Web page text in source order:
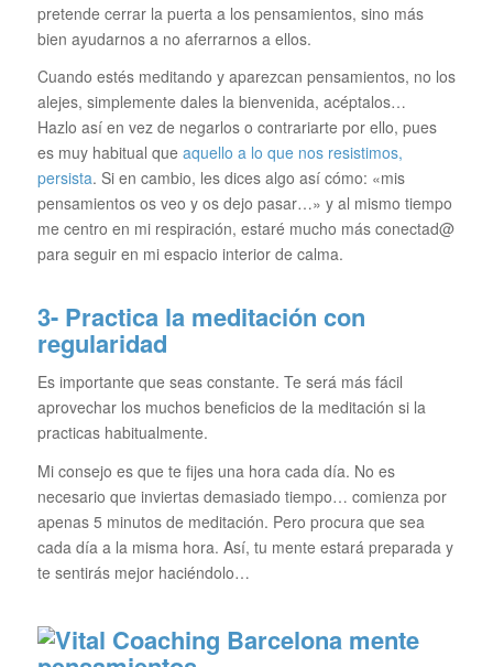
pretende cerrar la puerta a los pensamientos, sino más
bien ayudarnos a no aferrarnos a ellos.
Cuando estés meditando y aparezcan pensamientos, no los
alejes, simplemente dales la bienvenida, acéptalos…
Hazlo así en vez de negarlos o contrariarte por ello, pues
es muy habitual que aquello a lo que nos resistimos,
persista. Si en cambio, les dices algo así cómo: «mis
pensamientos os veo y os dejo pasar…» y al mismo tiempo
me centro en mi respiración, estaré mucho más conectad@
para seguir en mi espacio interior de calma.
3- Practica la meditación con
regularidad
Es importante que seas constante. Te será más fácil
aprovechar los muchos beneficios de la meditación si la
practicas habitualmente.
Mi consejo es que te fijes una hora cada día. No es
necesario que inviertas demasiado tiempo… comienza por
apenas 5 minutos de meditación. Pero procura que sea
cada día a la misma hora. Así, tu mente estará preparada y
te sentirás mejor haciéndolo…